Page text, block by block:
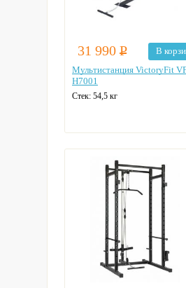
31 990 Р
В
Мультистанция VictoryFit
H7001
Стек: 54,5 кг